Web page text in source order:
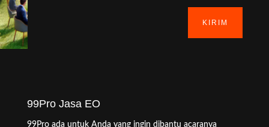
KIRIM
99Pro Jasa EO
99Pro ada untuk Anda yang ingin dibantu acaranya